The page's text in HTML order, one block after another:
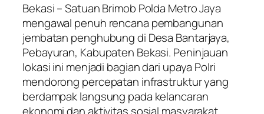
Bekasi – Satuan Brimob Polda Metro Jaya
mengawal penuh rencana pembangunan
jembatan penghubung di Desa Bantarjaya,
Pebayuran, Kabupaten Bekasi. Peninjauan
lokasi ini menjadi bagian dari upaya Polri
mendorong percepatan infrastruktur yang
berdampak langsung pada kelancaran